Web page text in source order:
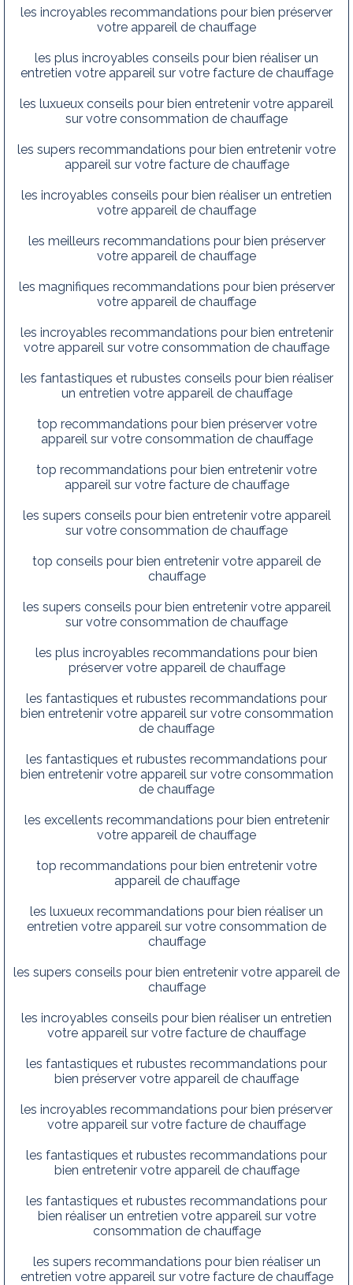
les incroyables recommandations pour bien préserver
votre appareil de chauffage
les plus incroyables conseils pour bien réaliser un
entretien votre appareil sur votre facture de chauffage
les luxueux conseils pour bien entretenir votre appareil
sur votre consommation de chauffage
les supers recommandations pour bien entretenir votre
appareil sur votre facture de chauffage
les incroyables conseils pour bien réaliser un entretien
votre appareil de chauffage
les meilleurs recommandations pour bien préserver
votre appareil de chauffage
les magnifiques recommandations pour bien préserver
votre appareil de chauffage
les incroyables recommandations pour bien entretenir
votre appareil sur votre consommation de chauffage
les fantastiques et rubustes conseils pour bien réaliser
un entretien votre appareil de chauffage
top recommandations pour bien préserver votre
appareil sur votre consommation de chauffage
top recommandations pour bien entretenir votre
appareil sur votre facture de chauffage
les supers conseils pour bien entretenir votre appareil
sur votre consommation de chauffage
top conseils pour bien entretenir votre appareil de
chauffage
les supers conseils pour bien entretenir votre appareil
sur votre consommation de chauffage
les plus incroyables recommandations pour bien
préserver votre appareil de chauffage
les fantastiques et rubustes recommandations pour
bien entretenir votre appareil sur votre consommation
de chauffage
les fantastiques et rubustes recommandations pour
bien entretenir votre appareil sur votre consommation
de chauffage
les excellents recommandations pour bien entretenir
votre appareil de chauffage
top recommandations pour bien entretenir votre
appareil de chauffage
les luxueux recommandations pour bien réaliser un
entretien votre appareil sur votre consommation de
chauffage
les supers conseils pour bien entretenir votre appareil de
chauffage
les incroyables conseils pour bien réaliser un entretien
votre appareil sur votre facture de chauffage
les fantastiques et rubustes recommandations pour
bien préserver votre appareil de chauffage
les incroyables recommandations pour bien préserver
votre appareil sur votre facture de chauffage
les fantastiques et rubustes recommandations pour
bien entretenir votre appareil de chauffage
les fantastiques et rubustes recommandations pour
bien réaliser un entretien votre appareil sur votre
consommation de chauffage
les supers recommandations pour bien réaliser un
entretien votre appareil sur votre facture de chauffage